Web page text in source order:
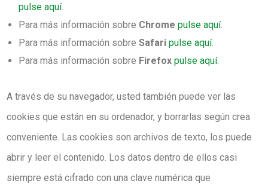
pulse aquí.
Para más información sobre Chrome pulse aquí.
Para más información sobreSafaripulse aquí.
Para más información sobre Firefoxpulse aquí.
A través de su navegador, usted también puede ver las
cookies que están en su ordenador, y borrarlas según crea
conveniente. Las cookies son archivos de texto, los puede
abrir y leer el contenido. Los datos dentro de ellos casi
siempre está cifrado con una clave numérica que